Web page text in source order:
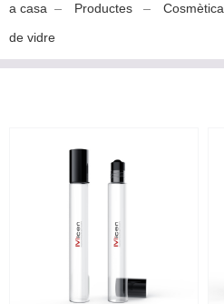
a casa Productes Cosmètica
de vidre